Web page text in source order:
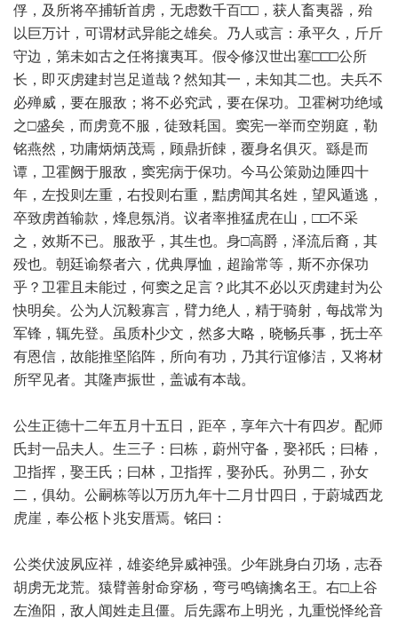
俘，及所将卒捕斩首虏，无虑数千百□□，获人畜夷器，殆
以巨万计，可谓材武异能之雄矣。乃人或言：承平久，斤斤
守边，第未如古之任将攘夷耳。假令修汉世出塞□□□公所
长，即灭虏建封岂足道哉？然知其一，未知其二也。夫兵不
必殚威，要在服敌；将不必究武，要在保功。卫霍树功绝域
之□盛矣，而虏竟不服，徒致耗国。窦宪一举而空朔庭，勒
铭燕然，功庸炳炳茂焉，顾鼎折餗，覆身名俱灭。繇是而
谭，卫霍阙于服敌，窦宪病于保功。今马公策勋边陲四十
年，左投则左重，右投则右重，黠虏闻其名姓，望风遁逃，
卒致虏酋输款，烽息氛消。议者率推猛虎在山，□□不采
之，效斯不已。服敌乎，其生也。身□高爵，泽流后裔，其
殁也。朝廷谕祭者六，优典厚恤，超踰常等，斯不亦保功
乎？卫霍且未能过，何窦之足言？此其不必以灭虏建封为公
快明矣。公为人沉毅寡言，臂力绝人，精于骑射，每战常为
军锋，辄先登。虽质朴少文，然多大略，晓畅兵事，抚士卒
有恩信，故能推坚陷阵，所向有功，乃其行谊修洁，又将材
所罕见者。其隆声振世，盖诚有本哉。
公生正德十二年五月十五日，距卒，享年六十有四岁。配师
氏封一品夫人。生三子：曰栋，蔚州守备，娶祁氏；曰椿，
卫指挥，娶王氏；曰林，卫指挥，娶孙氏。孙男二，孙女
二，俱幼。公嗣栋等以万历九年十二月廿四日，于蔚城西龙
虎崖，奉公柩卜兆安厝焉。铭曰：
公类伏波夙应祥，雄姿绝异威神强。少年跳身白刃场，志吞
胡虏无龙荒。猿臂善射命穿杨，弯弓鸣镝擒名王。右□上谷
左渔阳，敌人闻姓走且僵。后先露布上明光，九重悦怿纶音